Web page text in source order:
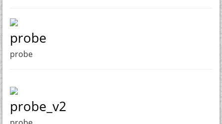
probe
probe
probe_v2